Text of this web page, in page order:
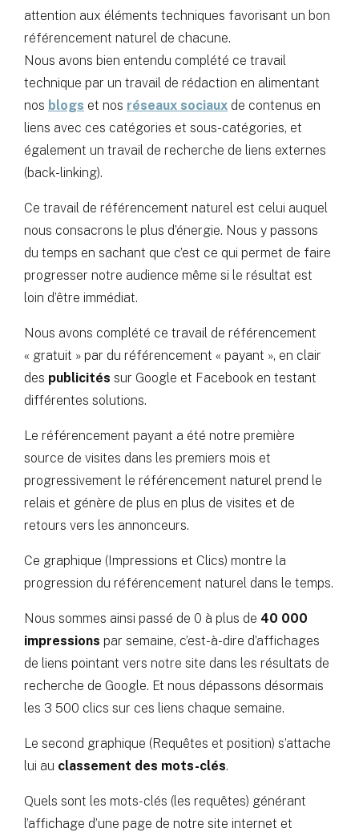
attention aux éléments techniques favorisant un bon
référencement naturel de chacune.
Nous avons bien entendu complété ce travail
technique par un travail de rédaction en alimentant
nos blogs et nos réseaux sociaux de contenus en
liens avec ces catégories et sous-catégories, et
également un travail de recherche de liens externes
(back-linking).
Ce travail de référencement naturel est celui auquel
nous consacrons le plus d’énergie. Nous y passons
du temps en sachant que c’est ce qui permet de faire
progresser notre audience même si le résultat est
loin d’être immédiat.
Nous avons complété ce travail de référencement
« gratuit » par du référencement « payant », en clair
des publicités sur Google et Facebook en testant
différentes solutions.
Le référencement payant a été notre première
source de visites dans les premiers mois et
progressivement le référencement naturel prend le
relais et génère de plus en plus de visites et de
retours vers les annonceurs.
Ce graphique (Impressions et Clics) montre la
progression du référencement naturel dans le temps.
Nous sommes ainsi passé de 0 à plus de 40 000
impressions par semaine, c’est-à-dire d’affichages
de liens pointant vers notre site dans les résultats de
recherche de Google. Et nous dépassons désormais
les 3 500 clics sur ces liens chaque semaine.
Le second graphique (Requêtes et position) s’attache
lui au classement des mots-clés.
Quels sont les mots-clés (les requêtes) générant
l’affichage d’une page de notre site internet et